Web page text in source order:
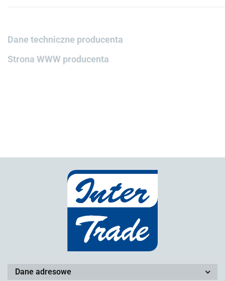
Dane techniczne producenta
Strona WWW producenta
Dane adresowe